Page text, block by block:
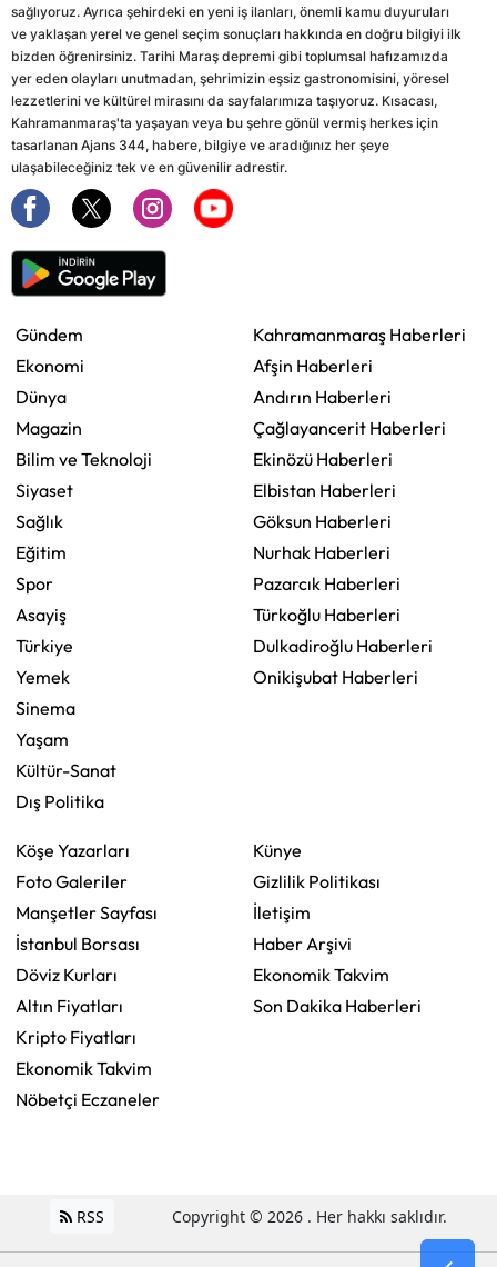
sağlıyoruz. Ayrıca şehirdeki en yeni iş ilanları, önemli kamu duyuruları
ve yaklaşan yerel ve genel seçim sonuçları hakkında en doğru bilgiyi ilk
bizden öğrenirsiniz. Tarihi Maraş depremi gibi toplumsal hafızamızda
yer eden olayları unutmadan, şehrimizin eşsiz gastronomisini, yöresel
lezzetlerini ve kültürel mirasını da sayfalarımıza taşıyoruz. Kısacası,
Kahramanmaraş'ta yaşayan veya bu şehre gönül vermiş herkes için
tasarlanan Ajans 344, habere, bilgiye ve aradığınız her şeye
ulaşabileceğiniz tek ve en güvenilir adrestir.
Gündem
Ekonomi
Dünya
Magazin
Bilim ve Teknoloji
Siyaset
Sağlık
Eğitim
Spor
Asayiş
Türkiye
Yemek
Sinema
Yaşam
Kültür-Sanat
Dış Politika
Kahramanmaraş Haberleri
Afşin Haberleri
Andırın Haberleri
Çağlayancerit Haberleri
Ekinözü Haberleri
Elbistan Haberleri
Göksun Haberleri
Nurhak Haberleri
Pazarcık Haberleri
Türkoğlu Haberleri
Dulkadiroğlu Haberleri
Onikişubat Haberleri
Köşe Yazarları
Foto Galeriler
Manşetler Sayfası
İstanbul Borsası
Döviz Kurları
Altın Fiyatları
Kripto Fiyatları
Ekonomik Takvim
Nöbetçi Eczaneler
Künye
Gizlilik Politikası
İletişim
Haber Arşivi
Ekonomik Takvim
Son Dakika Haberleri
RSS Copyright © 2026 . Her hakkı saklıdır.